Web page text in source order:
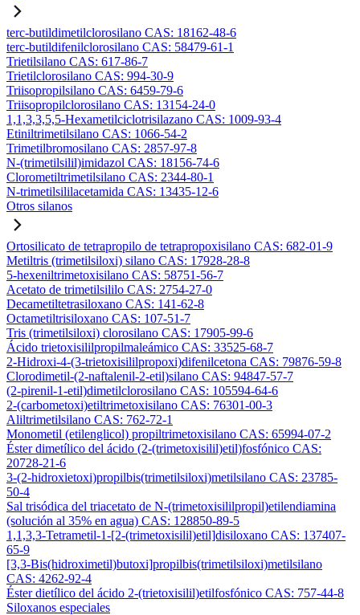
terc-butildimetilclorosilano CAS: 18162-48-6
terc-butildifenilclorosilano CAS: 58479-61-1
Trietilsilano CAS: 617-86-7
Trietilclorosilano CAS: 994-30-9
Triisopropilsilano CAS: 6459-79-6
Triisopropilclorosilano CAS: 13154-24-0
1,1,3,3,5,5-Hexametilciclotrisilazano CAS: 1009-93-4
Etiniltrimetilsilano CAS: 1066-54-2
Trimetilbromosilano CAS: 2857-97-8
N-(trimetilsilil)imidazol CAS: 18156-74-6
Clorometiltrimetilsilano CAS: 2344-80-1
N-trimetilsililacetamida CAS: 13435-12-6
Otros silanos
Ortosilicato de tetrapropilo de tetrapropoxisilano CAS: 682-01-9
Metiltris (trimetilsiloxi) silano CAS: 17928-28-8
5-hexeniltrimetoxisilano CAS: 58751-56-7
Acetato de trimetilsililo CAS: 2754-27-0
Decametiltetrasiloxano CAS: 141-62-8
Octametiltrisiloxano CAS: 107-51-7
Tris (trimetilsiloxi) clorosilano CAS: 17905-99-6
Ácido trietoxisililpropilmaleámico CAS: 33525-68-7
2-Hidroxi-4-(3-trietoxisililpropoxi)difenilcetona CAS: 79876-59-8
Clorodimetil-(2-naftalenil-2-etil)silano CAS: 94847-57-7
(2-pirenil-1-etil)dimetilclorosilano CAS: 105594-64-6
2-(carbometoxi)etiltrimetoxisilano CAS: 76301-00-3
Aliltrimetilsilano CAS: 762-72-1
Monometil (etilenglicol) propiltrimetoxisilano CAS: 65994-07-2
Éster dimetílico del ácido (2-(trimetoxisilil)etil)fosfónico CAS:
20728-21-6
3-(2-hidroxietoxi)propilbis(trimetilsiloxi)metilsilano CAS: 23785-
50-4
Sal trisódica del triacetato de N-(trimetoxisililpropil)etilendiamina
(solución al 35% en agua) CAS: 128850-89-5
1,1,3,3-Tetrametil-1-[2-(trimetoxisilil)etil]disiloxano CAS: 137407-
65-9
[3,3-Bis(hidroximetil)butoxi]propilbis(trimetilsiloxi)metilsilano
CAS: 4262-92-4
Éster dietílico del ácido 2-(trietoxisilil)etilfosfónico CAS: 757-44-8
Siloxanos especiales